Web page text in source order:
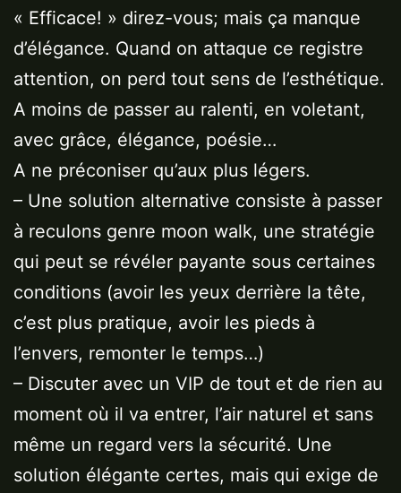
« Efficace! » direz-vous; mais ça manque
d’élégance. Quand on attaque ce registre
attention, on perd tout sens de l’esthétique.
A moins de passer au ralenti, en voletant,
avec grâce, élégance, poésie…
A ne préconiser qu’aux plus légers.
– Une solution alternative consiste à passer
à reculons genre moon walk, une stratégie
qui peut se révéler payante sous certaines
conditions (avoir les yeux derrière la tête,
c’est plus pratique, avoir les pieds à
l’envers, remonter le temps…)
– Discuter avec un VIP de tout et de rien au
moment où il va entrer, l’air naturel et sans
même un regard vers la sécurité. Une
solution élégante certes, mais qui exige de